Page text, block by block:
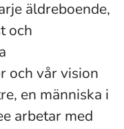
äldreboende,
och
och vår vision
en människa i
arbetar med